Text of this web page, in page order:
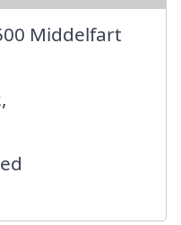
Middelfart